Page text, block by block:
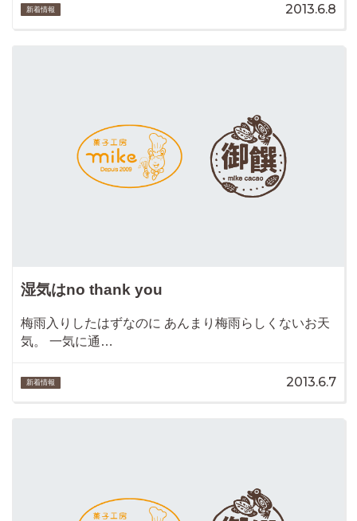
新着情報 2013.6.8
湿気はno thank you
梅雨入りしたはずなのに あんまり梅雨らしくないお天
気。 一気に通…
新着情報 2013.6.7